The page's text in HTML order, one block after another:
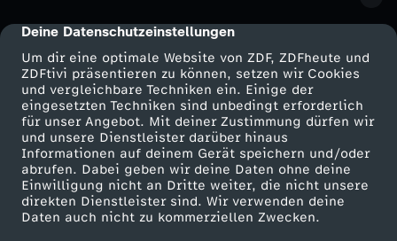
cmp-dialog-description
Deine Datenschutzeinstellungen
Um dir eine optimale Website von ZDF, ZDFheute und
ZDFtivi präsentieren zu können, setzen wir Cookies
und vergleichbare Techniken ein. Einige der
eingesetzten Techniken sind unbedingt erforderlich
für unser Angebot. Mit deiner Zustimmung dürfen wir
und unsere Dienstleister darüber hinaus
Informationen auf deinem Gerät speichern und/oder
abrufen. Dabei geben wir deine Daten ohne deine
Einwilligung nicht an Dritte weiter, die nicht unsere
direkten Dienstleister sind. Wir verwenden deine
Daten auch nicht zu kommerziellen Zwecken.
Mehr ZDF
ZDF-Apps
Smart TV
ZDFtext
Service
ZDFmitreden
Kontakt zum ZDF
Tickets